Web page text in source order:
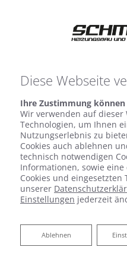
von
Diese Webseite
Ihre Zustimmung
Wir verwenden auf dieser
Technologien, um Ihnen
Nutzungserlebnis zu
Cookies auch ablehnen
technisch notwendigen
Informationen, sowie
Cookies und eingesetzten
unserer
Einstellungen jederzeit
Ablehnen
Ablehnen